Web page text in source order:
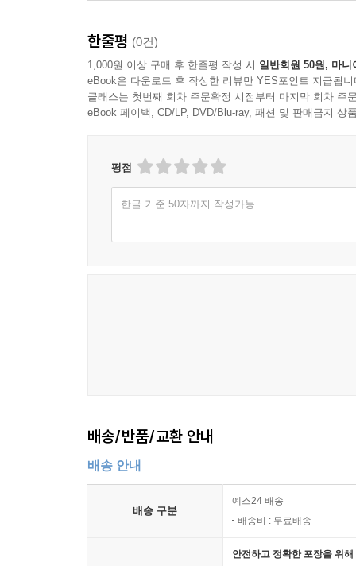
한줄평 (0건)
1,000원 이상 구매 후 한줄평 작성 시 일반회원 50원, 마니
eBook은 다운로드 후 작성한 리뷰만 YES포인트 지급됩니
클래스는 첫번째 회차 주문확정 시점부터 마지막 회차 주
eBook 페이백, CD/LP, DVD/Blu-ray, 패션 및 판매금지 상
평점
한글 기준 50자까지 작성가능
배송/반품/교환 안내
배송 안내
배송 구분
예스24 배송
배송비 : 무료배송
안전하고 정확한 포장을 위